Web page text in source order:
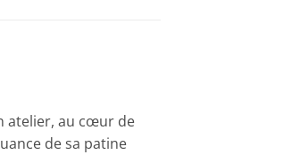
atelier, au cœur de
de sa patine